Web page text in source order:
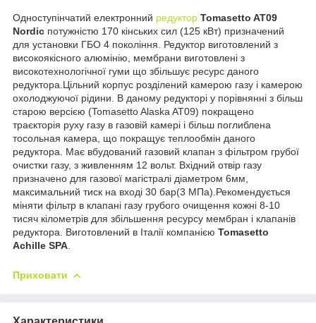
Одноступінчатий електронний редуктор Tomasetto AT09
Nordic потужністю 170 кінських сил (125 кВт) призначений
для установки ГБО 4 покоління. Редуктор виготовлений з
високоякісного алюмінію, мембрани виготовлені з
високотехнологічної гуми що збільшує ресурс даного
редуктора.Цільний корпус розділений камерою газу і камерою
охолоджуючої рідини. В даному редукторі у порівнянні з більш
старою версією (Tomasetto Alaska AT09) покращено
траєкторія руху газу в газовій камері і більш поглиблена
тосольная камера, що покращує теплообмін даного
редуктора. Має вбудований газовий клапан з фільтром грубої
очистки газу, з живленням 12 вольт. Вхідний отвір газу
призначено для газової магістралі діаметром 6мм,
максимальний тиск на вході 30 бар(3 МПа).Рекомендується
міняти фільтр в клапані газу грубого очищення кожні 8-10
тисяч кілометрів для збільшення ресурсу мембран і клапанів
редуктора. Виготовлений в Італії компанією Tomasetto
Achille SPA
Приховати